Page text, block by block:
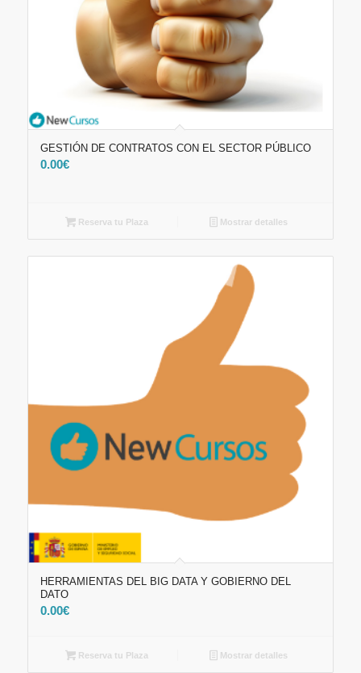
GESTIÓN DE CONTRATOS CON EL SECTOR PÚBLICO
0.00€
Reserva tu Plaza Mostrar detalles
HERRAMIENTAS DEL BIG DATA Y GOBIERNO DEL
DATO
0.00€
Reserva tu Plaza Mostrar detalles